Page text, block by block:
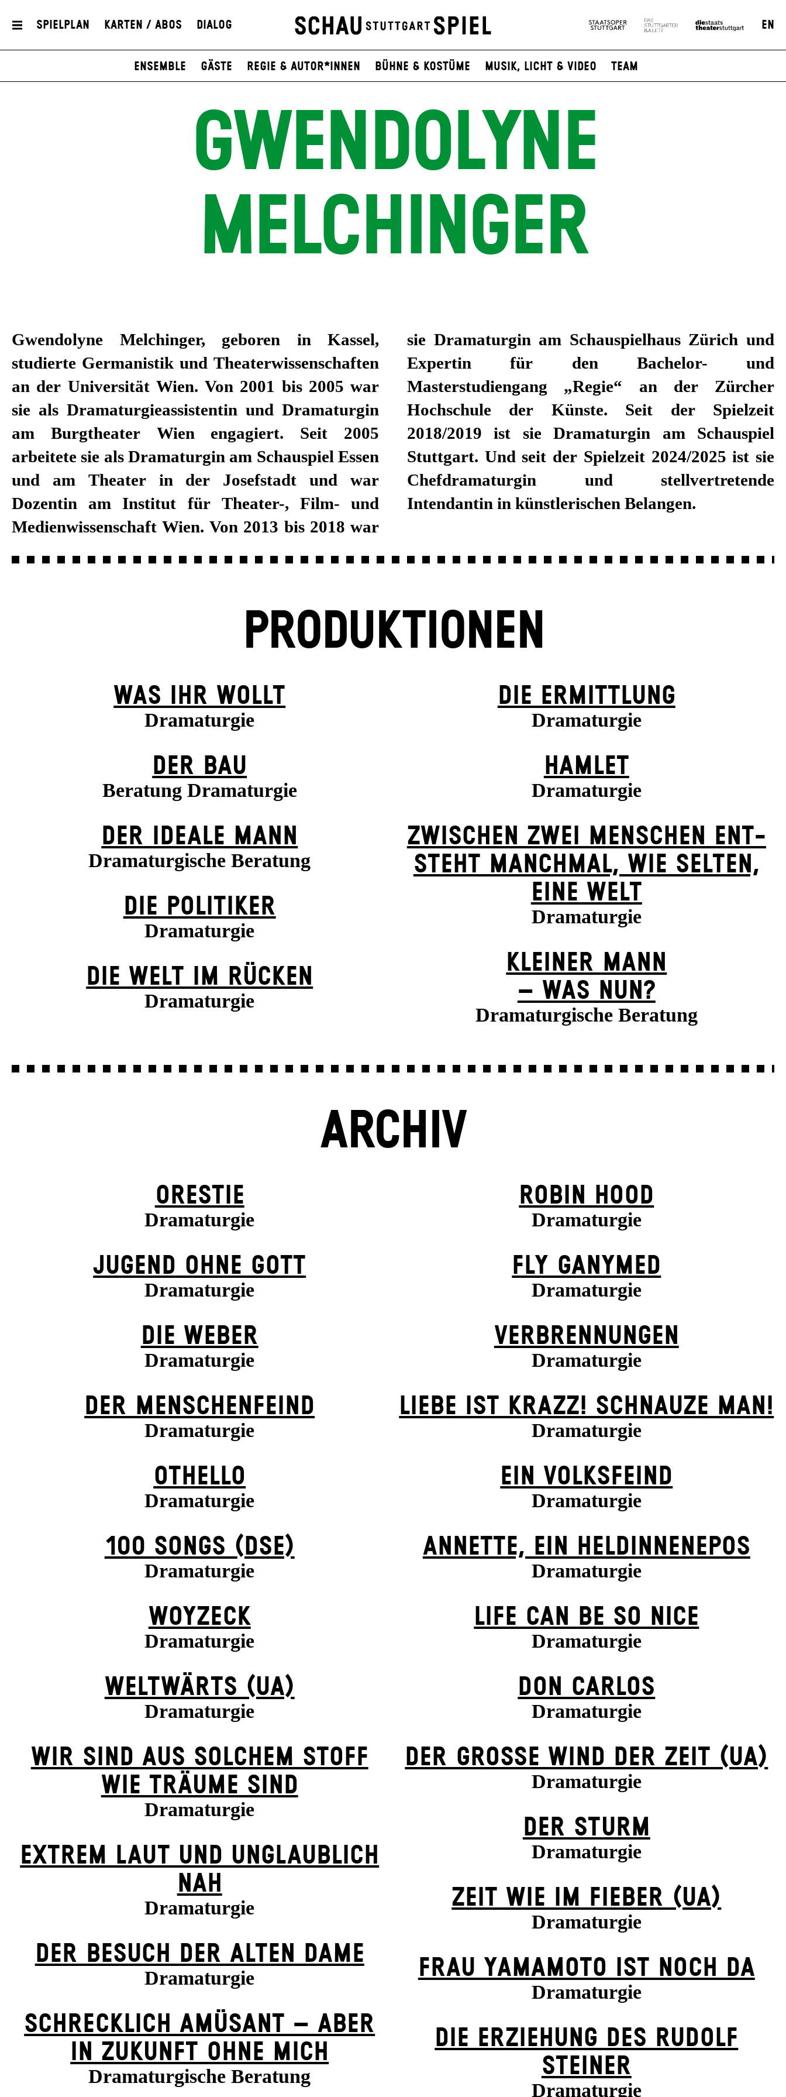
Spielplan Karten / Abos Dialog EN
Ensemble Gäste Regie & Autor*innen Bühne & Kostüme Musik, Licht & Video Team
GWENDOLYNE
MELCHINGER
Gwendolyne Melchinger, geboren in Kassel,
studierte Germanistik und Theaterwissenschaften
an der Universität Wien. Von 2001 bis 2005 war
sie als Dramaturgieassistentin und Dramaturgin
am Burgtheater Wien engagiert. Seit 2005
arbeitete sie als Dramaturgin am Schauspiel Essen
und am Theater in der Josefstadt und war
Dozentin am Institut für Theater-, Film- und
Medienwissenschaft Wien. Von 2013 bis 2018 war
sie Dramaturgin am Schauspielhaus Zürich und
Expertin für den Bachelor- und
Masterstudiengang „Regie“ an der Zürcher
Hochschule der Künste. Seit der Spielzeit
2018/2019 ist sie Dramaturgin am Schauspiel
Stuttgart. Und seit der Spielzeit 2024/2025 ist sie
Chefdramaturgin und stellvertretende
Intendantin in künstlerischen Belangen.
PRODUKTIONEN
WAS IHR WOLLT
Dramaturgie
DER BAU
Beratung Dramaturgie
DER IDEALE MANN
Dramaturgische Beratung
DIE POLITIKER
Dramaturgie
DIE WELT IM RÜCKEN
Dramaturgie
DIE ERMITTLUNG
Dramaturgie
HAMLET
Dramaturgie
ZWISCHEN ZWEI MENSCHEN ENT­
STEHT MANCH­MAL, WIE SELTEN,
EINE WELT
Dramaturgie
KLEINER MANN
– WAS NUN?
Dramaturgische Beratung
ARCHIV
ORESTIE
Dramaturgie
JUGEND OHNE GOTT
Dramaturgie
DIE WEBER
Dramaturgie
DER MENSCHENFEIND
Dramaturgie
OTHELLO
Dramaturgie
100 SONGS (DSE)
Dramaturgie
WOYZECK
Dramaturgie
WELTWÄRTS (UA)
Dramaturgie
WIR SIND AUS SOLCHEM STOFF
WIE TRÄUME SIND
Dramaturgie
EXTREM LAUT UND UNGLAUBLICH
NAH
Dramaturgie
DER BE­SUCH DER ALT­EN DA­ME
Dramaturgie
SCHRECKLICH AMÜSANT – ABER
IN ZUKUNFT OHNE MICH
Dramaturgische Beratung
ROBIN HOOD
Dramaturgie
FLY GANYMED
Dramaturgie
VERBRENNUNGEN
Dramaturgie
LIEBE IST KRAZZ! SCHNAUZE MAN!
Dramaturgie
EIN VOLKS­FEIND
Dramaturgie
ANNETTE, EIN HELDINNENEPOS
Dramaturgie
LIFE CAN BE SO NICE
Dramaturgie
DON CARLOS
Dramaturgie
DER GROSSE WIND DER ZEIT (UA)
Dramaturgie
DER STURM
Dramaturgie
ZEIT WIE IM FIEBER (UA)
Dramaturgie
FRAU YAMAMOTO IST NOCH DA
Dramaturgie
DIE ERZIEHUNG DES RUDOLF
STEINER
Dramaturgie